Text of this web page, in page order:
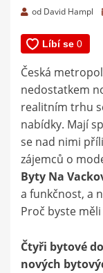
od David Hampl
Česká
nedostatkem
realitním trhu
nabídky. Mají
se nad nimi
zájemců o
Byty Na
a funkčnost, a
Proč byste
Čtyři bytové
nových